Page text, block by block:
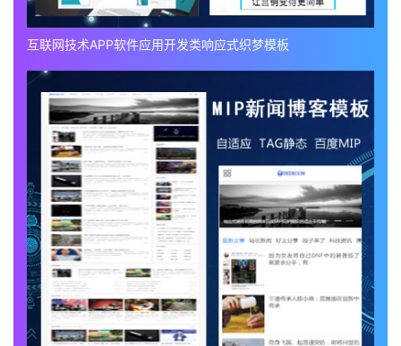
互联网技术APP软件应用开发类响应式织梦模板